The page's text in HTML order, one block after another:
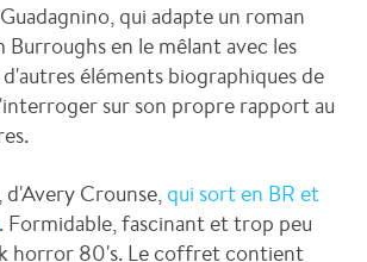
qui adapte un roman
Burroughs en le mêlant avec les
éléments biographiques de
sur son propre rapport au
, d'Avery Crounse,qui sort en BR et
. Formidable, fascinant et trop peu
horror 80's. Le coffret contient